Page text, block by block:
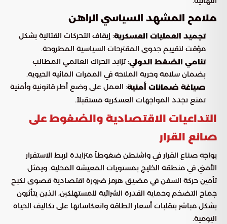
ملامح المشهد السياسي الراهن
تجميد العمليات العسكرية: إيقاف التحركات القتالية بشكل
مؤقت لتقييم جدوى المقترحات السياسية المطروحة.
تنامي الضغط الدولي: تزايد الحراك العالمي المطالب
بضمان سلامة وحرية الملاحة في الممرات المائية الحيوية.
صياغة ضمانات أمنية: العمل على وضع أطر قانونية وأمنية
تمنع تجدد المواجهات العسكرية مستقبلاً.
التداعيات الاقتصادية والضغوط على
صانع القرار
يواجه صناع القرار في واشنطن ضغوطاً متزايدة لربط الاستقرار
الأمني في منطقة الخليج بمستويات المعيشة المحلية. ويمثل
تأمين حركة السفن في مضيق هرمز ضرورة اقتصادية قصوى لكبح
جماح التضخم وحماية القدرة الشرائية للمستهلكين، الذين يتأثرون
بشكل مباشر بتقلبات أسعار الطاقة وانعكاساتها على تكاليف الحياة
اليومية.